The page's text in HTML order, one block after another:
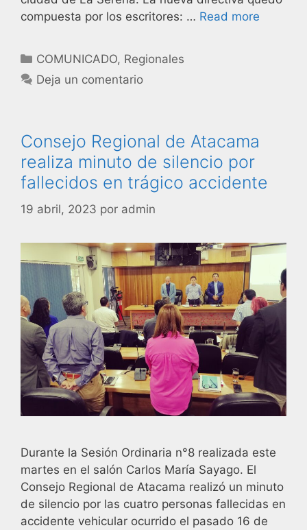
compuesta por los escritores: … Read more
COMUNICADO, Regionales
Deja un comentario
Consejo Regional de Atacama
realiza minuto de silencio por
fallecidos en trágico accidente
19 abril, 2023 por admin
Durante la Sesión Ordinaria n°8 realizada este
martes en el salón Carlos María Sayago. El
Consejo Regional de Atacama realizó un minuto
de silencio por las cuatro personas fallecidas en
accidente vehicular ocurrido el pasado 16 de